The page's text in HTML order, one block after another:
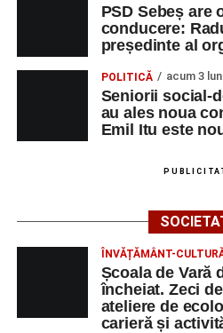
PSD Sebeș are
conducere:
președinte al
POLITICĂ acum 3
Seniorii social-
au ales noua
Emil Itu este
ÎNVĂȚĂMÂNT-
Școala de Vară
încheiat. Zeci
ateliere de
carieră și